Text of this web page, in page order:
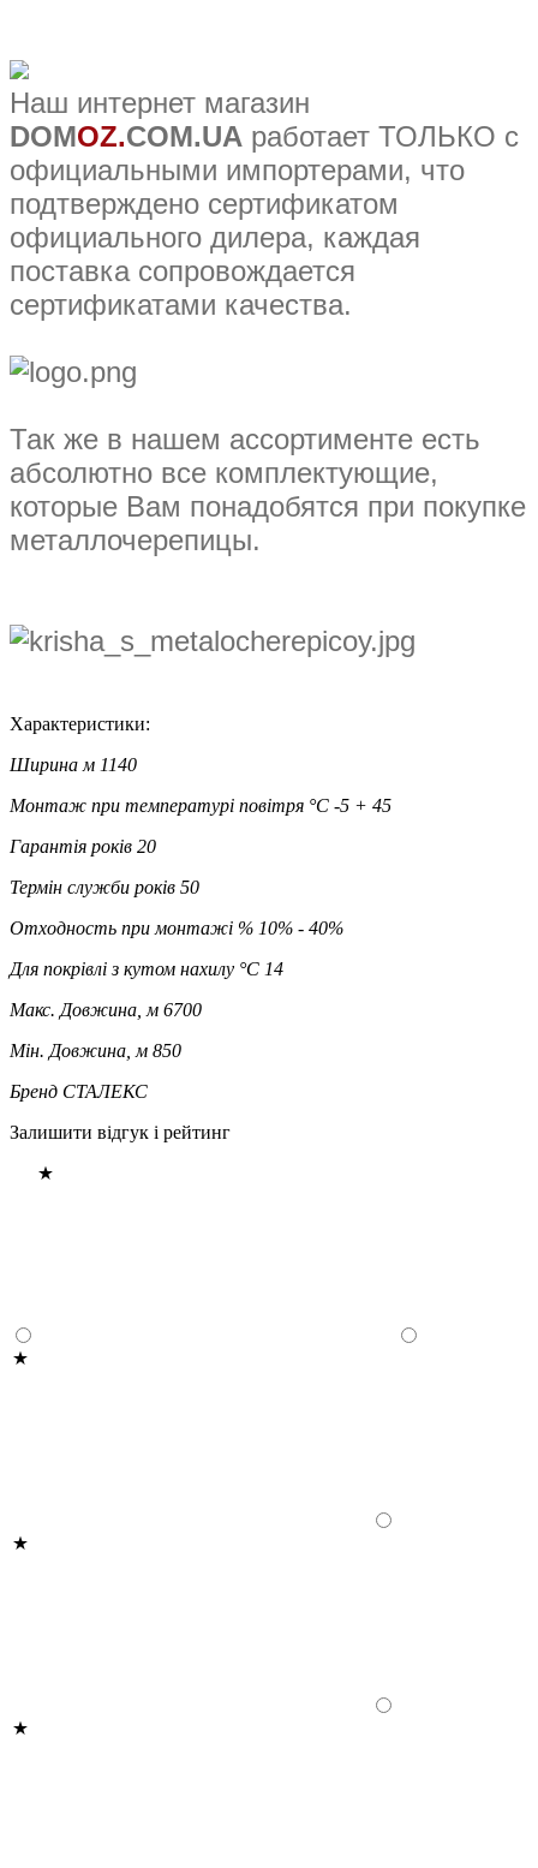
Наш интернет магазин
DOMOZ.COM.UA работает ТОЛЬКО с
официальными импортерами, что
подтверждено сертификатом
официального дилера, каждая
поставка сопровождается
сертификатами качества.
Так же в нашем ассортименте есть
абсолютно все комплектующие,
которые Вам понадобятся при покупке
металлочерепицы.
Характеристики:
Ширина м 1140
Монтаж при температурі повітря °C -5 + 45
Гарантія років 20
Термін служби років 50
Отходность при монтажі % 10% - 40%
Для покрівлі з кутом нахилу °C 14
Макс. Довжина, м 6700
Мін. Довжина, м 850
Бренд СТАЛЕКС
Залишити відгук і рейтинг